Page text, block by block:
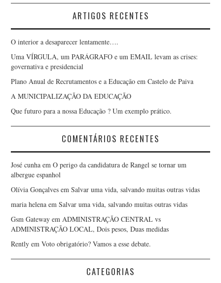
ARTIGOS RECENTES
O interior a desaparecer lentamente….
Uma VÍRGULA, um PARÁGRAFO e um EMAIL levam as crises:
governativa e presidencial
Plano Anual de Recrutamentos e a Educação em Castelo de Paiva
A MUNICIPALIZAÇÃO DA EDUCAÇÃO
Que futuro para a nossa Educação ? Um exemplo prático.
COMENTÁRIOS RECENTES
José cunha emO perigo da candidatura de Rangel se tornar um
albergue espanhol
Olívia Gonçalves emSalvar uma vida, salvando muitas outras vidas
maria helena emSalvar uma vida, salvando muitas outras vidas
Gsm Gateway emADMINISTRAÇÃO CENTRAL vs
ADMINISTRAÇÃO LOCAL, Dois pesos, Duas medidas
Rently emVoto obrigatório? Vamos a esse debate.
CATEGORIAS